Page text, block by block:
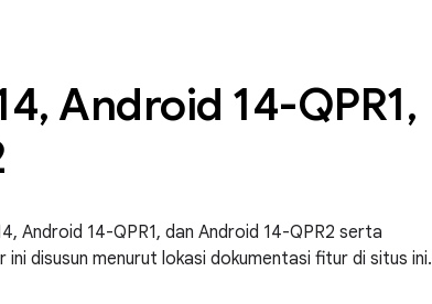
, Android 14-QPR1,
Android 14-QPR1, dan Android 14-QPR2 serta
disusun menurut lokasi dokumentasi fitur di situs ini.